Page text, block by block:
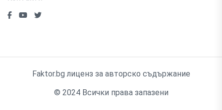
Faktor.bg лиценз за авторско съдържание
© 2024 Всички права запазени